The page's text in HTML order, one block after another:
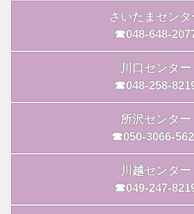
さいたまセンタ
☎048-648-
川口センター
☎048-258-
所沢センター
☎050-3066-
川越センター
☎049-247-